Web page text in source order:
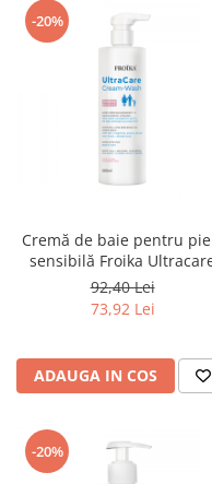
-20%
Cremă de baie pentru
sensibilă Froika
Cream Wash
92,40 Lei
73,92 Lei
ADAUGA IN COS
-20%